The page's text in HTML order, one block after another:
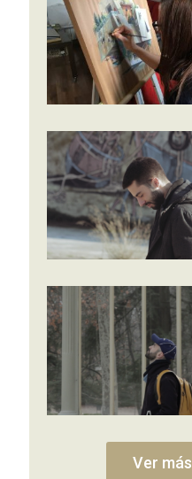
Ver más